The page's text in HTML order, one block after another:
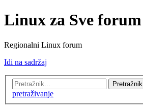
Linux za Sve forum
Regionalni Linux forum
Idi na sadržaj
Pretražnik
pretraživanje